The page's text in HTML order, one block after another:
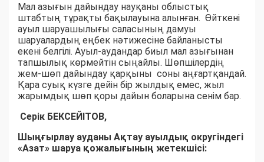
Мал азығын дайындау науқаны облыстық
штабтың тұрақты бақылауына алынған. Өйткені
ауыл шаруашылығы саласының дамуы
шаруалардың еңбек нәтижесіне байланысты
екені белгілі. Ауыл-аудандар биыл мал азығынан
тапшылық көрмейтін сыңайлы. Шөпшілердің
жем-шөп дайындау қарқыны соны аңғартқандай.
Қара суық күзге дейін бір жылдық емес, жыл
жарымдық шөп қоры дайын боларына сенім бар.
Серік БЕКСЕЙІТОВ,
Шыңғырлау ауданы Ақтау ауылдық округіндегі
«Азат» шаруа қожалығының жетекшісі: